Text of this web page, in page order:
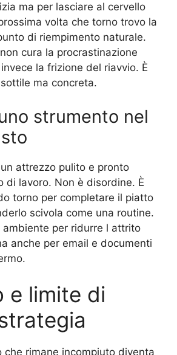
ma per lasciare al cervello
volta che torno trovo la
di riempimento naturale.
cura la procrastinazione
la frizione del riavvio. È
ma concreta.
strumento nel
attrezzo pulito e pronto
di lavoro. Non è disordine. È
torno per completare il piatto
scivola come una routine.
ambiente per ridurre l attrito
anche per email e documenti
e limite di
che rimane incompiuto diventa